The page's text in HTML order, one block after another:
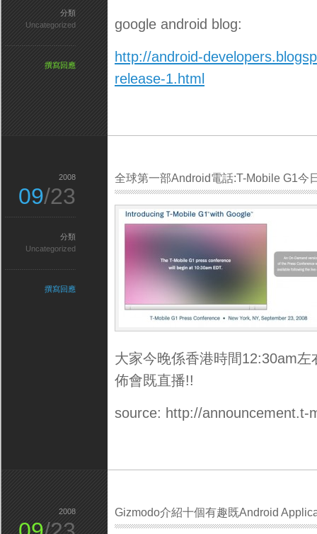
google android blog:
http://android-
release-1.html
分類
Uncategorized
撰寫回應
全球第一部Android電話:T-Mobile G1今
大家今晚係香港時間12:30am
佈會既直播!!
source: http://announcement.t-
2008
09/23
分類
Uncategorized
撰寫回應
Gizmodo介紹十個有趣既Android
2008